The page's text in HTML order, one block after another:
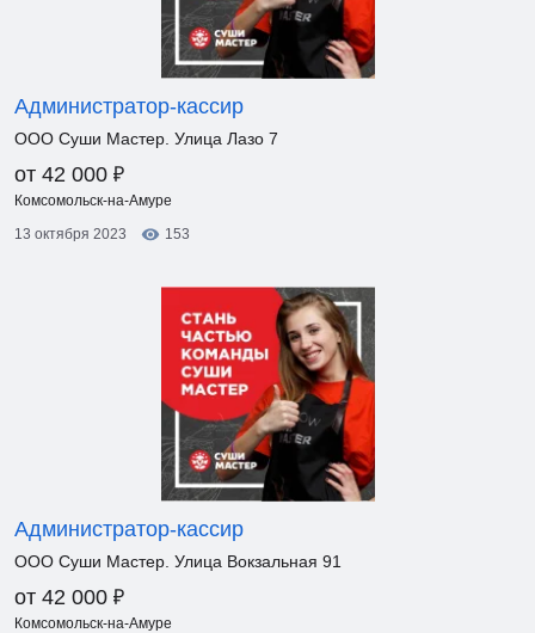
Администратор-кассир
ООО Суши Мастер. Улица Лазо 7
от 42 000 ₽
Комсомольск-на-Амуре
13 октября 2023
153
Администратор-кассир
ООО Суши Мастер. Улица Вокзальная 91
от 42 000 ₽
Комсомольск-на-Амуре